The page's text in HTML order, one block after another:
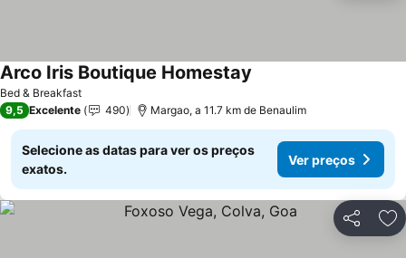
Bed & Breakfast
Arco Iris Boutique Homestay
9,5 Excelente 490 Margao, a 11.7 km de Benaulim
Selecione as datas para ver os preços
exatos.
Ver preços
Partilhar